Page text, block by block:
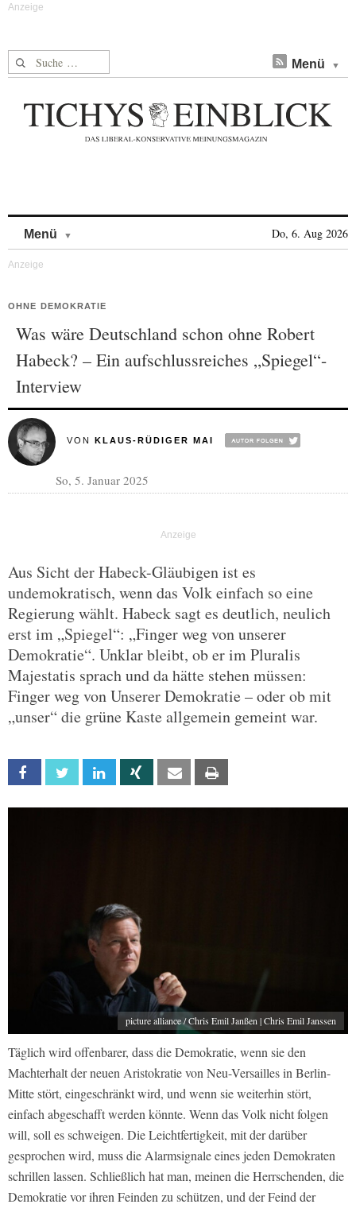
Suche nach: Menü
Menü Do, 6. Aug 2026
OHNE DEMOKRATIE
Was wäre Deutschland schon ohne Robert
Habeck? – Ein aufschlussreiches „Spiegel“-
Interview
VON KLAUS-RÜDIGER MAI
So, 5. Januar 2025
Aus Sicht der Habeck-Gläubigen ist es
undemokratisch, wenn das Volk einfach so eine
Regierung wählt. Habeck sagt es deutlich, neulich
erst im „Spiegel“: „Finger weg von unserer
Demokratie“. Unklar bleibt, ob er im Pluralis
Majestatis sprach und da hätte stehen müssen:
Finger weg von Unserer Demokratie – oder ob mit
„unser“ die grüne Kaste allgemein gemeint war.
Facebook Twitter Linkedin Xing Email
picture alliance / Chris Emil Janßen | Chris Emil Janssen
Täglich wird offenbarer, dass die Demokratie, wenn sie den
Machterhalt der neuen Aristokratie von Neu-Versailles in Berlin-
Mitte stört, eingeschränkt wird, und wenn sie weiterhin stört,
einfach abgeschafft werden könnte. Wenn das Volk nicht folgen
will, soll es schweigen. Die Leichtfertigkeit, mit der darüber
gesprochen wird, muss die Alarmsignale eines jeden Demokraten
schrillen lassen. Schließlich hat man, meinen die Herrschenden, die
Demokratie vor ihren Feinden zu schützen, und der Feind der